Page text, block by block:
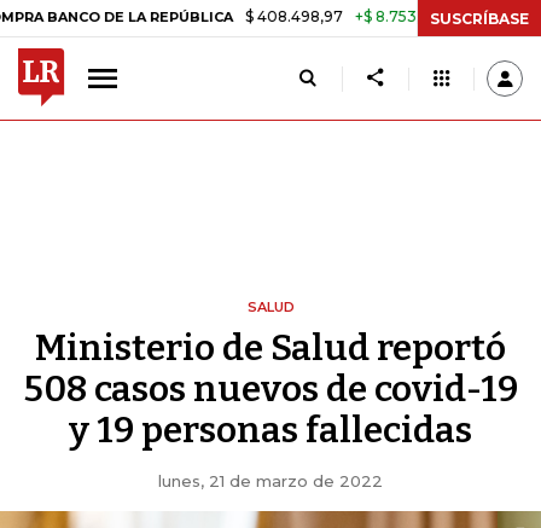
DE LA REPÚBLICA $ 408.498,97 +$ 8.753,81 +2,19% TASA DE
SUSCRÍBASE
SALUD
Ministerio de Salud reportó
508 casos nuevos de covid-19
y 19 personas fallecidas
lunes, 21 de marzo de 2022